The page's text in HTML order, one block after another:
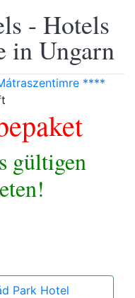
- Hotels
in Ungarn
****
gültigen
Park Hotel